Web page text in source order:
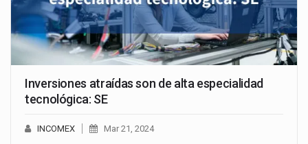
Inversiones atraídas son de alta especialidad
tecnológica: SE
INCOMEX Mar 21, 2024